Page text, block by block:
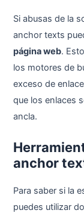
Si abusas de la
anchor texts
página web.
los motores de
exceso de
que los enlaces
ancla.
anchor
Para saber si la
puedes utilizar